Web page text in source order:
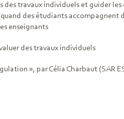
des travaux individuels et guider
des étudiants accompagnent
enseignants
des travaux individuels
», par Célia Charbaut (SAR